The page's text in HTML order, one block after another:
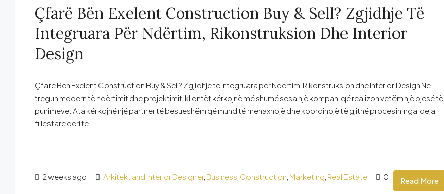
Çfarë Bën Exelent Construction Buy & Sell? Zgjidhje Të
Integruara Për Ndërtim, Rikonstruksion Dhe Interior
Design
Çfarë Bën Exelent Construction Buy & Sell? Zgjidhje të Integruara për Ndërtim, Rikonstruksion dhe Interior Design Në
tregun modern të ndërtimit dhe projektimit, klientët kërkojnë më shumë sesa një kompani që realizon vetëm një pjesë të
punimeve. Ata kërkojnë një partner të besueshëm që mund të menaxhojë dhe koordinojë të gjithë procesin, nga ideja
fillestare deri te...
2 weeks ago Arkitekt and Interior Designer, Business Construction Marketing Real Estate 0 Read More